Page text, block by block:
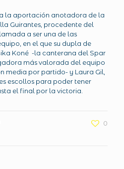
la aportación anotadora de la
Guirantes, procedente del
a ser una de las
en el que su dupla de
Koné -la canterana del Spar
más valorada del equipo
media por partido- y Laura Gil,
escollos para poder tener
el final por la victoria.
0